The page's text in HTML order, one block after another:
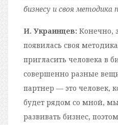
бизнесу и своя методика
И. Украинцев: Конечно,
появилась своя
пригласить человека в
совершенно разные
партнер — это человек,
будет рядом со мной,
развивать бизнес,